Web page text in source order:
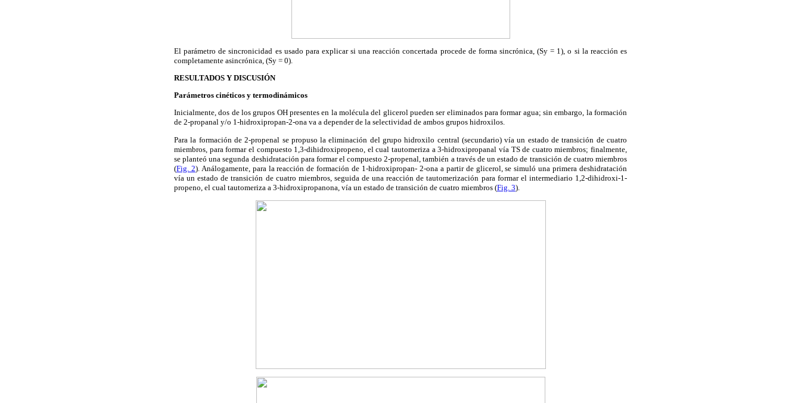
El parámetro de sincronicidad es usado para explicar si una reacción concertada procede de forma sincrónica, (Sy = 1), o si la reacción es
completamente asincrónica, (Sy = 0).
RESULTADOS Y DISCUSIÓN
Parámetros cinéticos y termodinámicos
Inicialmente, dos de los grupos OH presentes en la molécula del glicerol pueden ser eliminados para formar agua; sin embargo, la formación
de 2-propanal y/o 1-hidroxipropan-2-ona va a depender de la selectividad de ambos grupos hidroxilos.
Para la formación de 2-propenal se propuso la eliminación del grupo hidroxilo central (secundario) vía un estado de transición de cuatro
miembros, para formar el compuesto 1,3-dihidroxipropeno, el cual tautomeriza a 3-hidroxipropanal vía TS de cuatro miembros; finalmente,
se planteó una segunda deshidratación para formar el compuesto 2-propenal, también a través de un estado de transición de cuatro miembros
(Fig. 2). Análogamente, para la reacción de formación de 1-hidroxipropan- 2-ona a partir de glicerol, se simuló una primera deshidratación
vía un estado de transición de cuatro miembros, seguida de una reacción de tautomerización para formar el intermediario 1,2-dihidroxi-1-
propeno, el cual tautomeriza a 3-hidroxipropanona, vía un estado de transición de cuatro miembros (Fig. 3).